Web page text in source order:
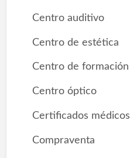
Centro auditivo
Centro de estética
Centro de formación
Centro óptico
Certificados médicos
Compraventa